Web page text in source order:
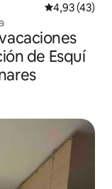
Calificación
4,93 (43)
de Esquí